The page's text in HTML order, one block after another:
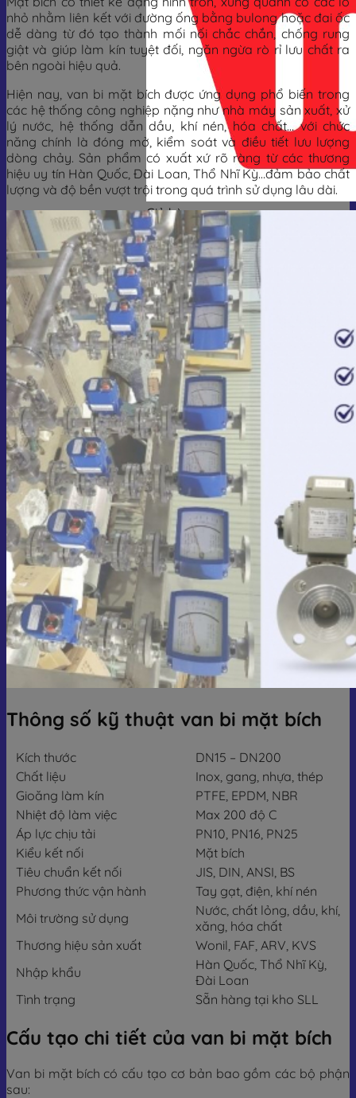
Giỏ hàng
nhỏ nhằm liên kết với đường ống bằng bulong hoặc đai ốc
dễ dàng từ đó tạo thành mối nối chắc chắn, chống rung
giật và giúp làm kín tuyệt đối, ngăn ngừa rò rỉ lưu chất ra
bên ngoài hiệu quả.
Hiện nay, van bi mặt bích được ứng dụng phổ biến trong
các hệ thống công nghiệp nặng như nhà máy sản xuất, xử
lý nước, hệ thống dẫn dầu, khí nén, hóa chất… với chức
năng chính là đóng mở, kiểm soát và điều tiết lưu lượng
dòng chảy. Sản phẩm có xuất xứ rõ ràng từ các thương
hiệu uy tín Hàn Quốc, Đài Loan, Thổ Nhĩ Kỳ…đảm bảo chất
lượng và độ bền vượt trội trong quá trình sử dụng lâu dài.
Thông số kỹ thuật van bi mặt bích
Kích thước
DN15 – DN200
Chất liệu
Inox, gang, nhựa, thép
Gioăng làm kín
PTFE, EPDM, NBR
Nhiệt độ làm việc
Max 200 độ C
Áp lực chịu tải
PN10, PN16, PN25
Kiểu kết nối
Mặt bích
Tiêu chuẩn kết nối
JIS, DIN, ANSI, BS
Phương thức vận hành
Tay gạt, điện, khí nén
Môi trường sử dụng
Nước, chất lỏng, dầu, khí,
xăng, hóa chất
Thương hiệu sản xuất
Wonil, FAF, ARV, KVS
Nhập khẩu
Hàn Quốc, Thổ Nhĩ Kỳ,
Đài Loan
Tình trạng
Sẵn hàng tại kho SLL
Cấu tạo chi tiết của van bi mặt bích
Van bi mặt bích có cấu tạo cơ bản bao gồm các bộ phận
sau: